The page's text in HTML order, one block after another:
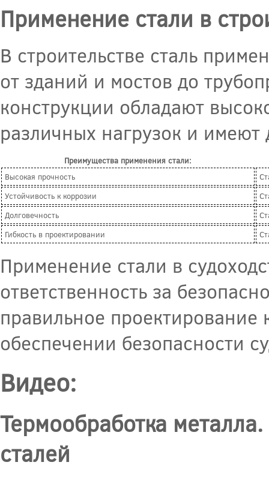
Применение стали в
В строительстве сталь
от зданий и мостов до
конструкции обладают
различных нагрузок и
Преимущества применения стали:
Высокая прочность
Устойчивость к коррозии
Долговечность
Гибкость в проектировании
Применение стали в
ответственность за
правильное
обеспечении безопасности
Видео:
Термообработка
сталей